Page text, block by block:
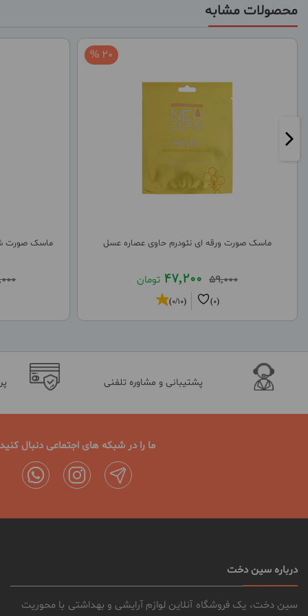
محصولات مشابه
ماسک صورت ماسک صورت ورقه ای نئودرم حاوی عصاره عسل
59,000
47,200 تومان
20 %
(0)
(0/10)
پشتیبانی و مشاوره تلفنی
ما را در شبکه های اجتماعی دنبال
درباره سین دخت
سین دخت، یک فروشگاه آنلاین لوازم آرایشی و بهداشتی با محوریت